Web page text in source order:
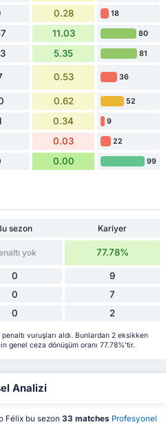
0.28 18
11.03 80
5.35 81
0.53 36
0.62 52
0.34 9
0.03 22
0.00 99
sezon
Kariyer
yok 77.78%
0 9
0 7
0 2
vuruşları aldı. Bunlardan 2 eksikken
genel ceza dönüşüm oranı 77.78%'tir.
Analizi
Félix bu sezon 33 matches Profesyonel